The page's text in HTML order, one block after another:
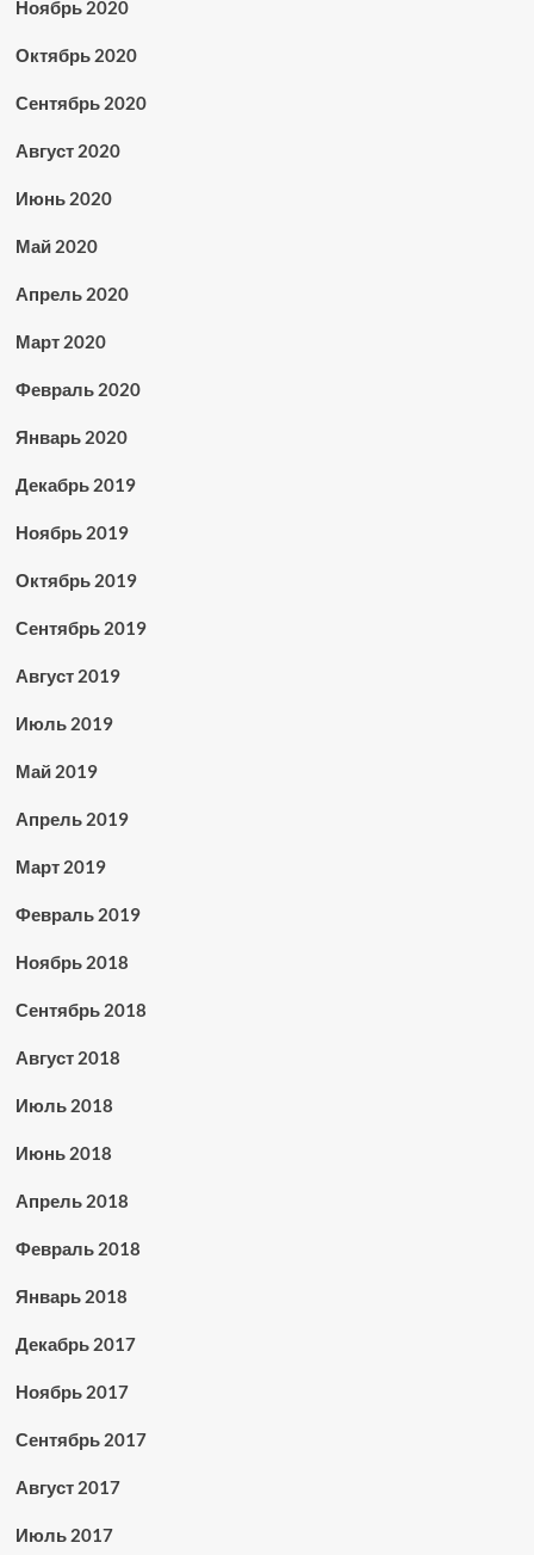
Ноябрь 2020
Октябрь 2020
Сентябрь 2020
Август 2020
Июнь 2020
Май 2020
Апрель 2020
Март 2020
Февраль 2020
Январь 2020
Декабрь 2019
Ноябрь 2019
Октябрь 2019
Сентябрь 2019
Август 2019
Июль 2019
Май 2019
Апрель 2019
Март 2019
Февраль 2019
Ноябрь 2018
Сентябрь 2018
Август 2018
Июль 2018
Июнь 2018
Апрель 2018
Февраль 2018
Январь 2018
Декабрь 2017
Ноябрь 2017
Сентябрь 2017
Август 2017
Июль 2017